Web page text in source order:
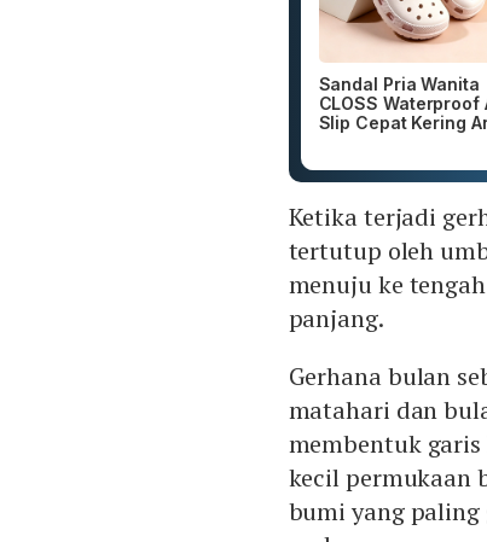
Sandal Pria Wanita
CLOSS Waterproof
Slip Cepat Kering
Ketika terjadi
tertutup oleh
menuju ke
panjang.
Gerhana bulan
matahari dan
membentuk
kecil permukaan
bumi yang paling